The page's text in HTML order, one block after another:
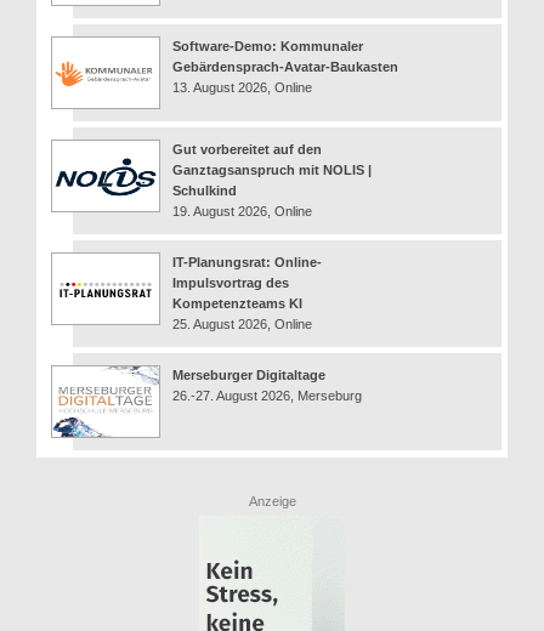
Software-Demo: Kommunaler
Gebärdensprach-Avatar-Baukasten
13. August 2026, Online
Gut vorbereitet auf den
Ganztagsanspruch mit NOLIS |
Schulkind
19. August 2026, Online
IT-Planungsrat: Online-
Impulsvortrag des
Kompetenzteams KI
25. August 2026, Online
Merseburger Digitaltage
26.-27. August 2026, Merseburg
Anzeige